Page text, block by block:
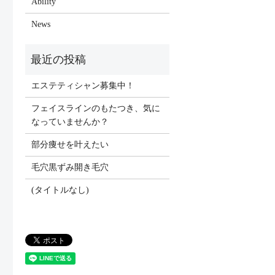
News
エステティシャン募集中！
フェイスラインのもたつき、気に
なっていませんか？
部分痩せを叶えたい
毛穴黒ずみ開き毛穴
(タイトルなし)